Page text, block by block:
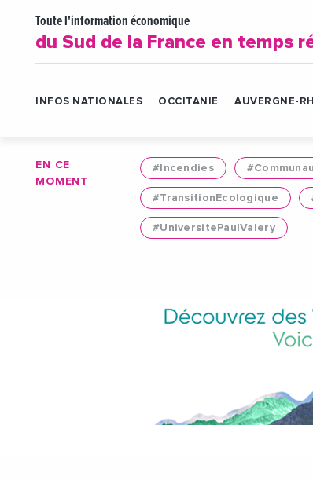
Toute l'information économique
du Sud de la France en temps
INFOS NATIONALES OCCITANIE AUVERGNE-
EN CE
MOMENT
#Incendies
#TransitionEcologique
#UniversitePaulValery